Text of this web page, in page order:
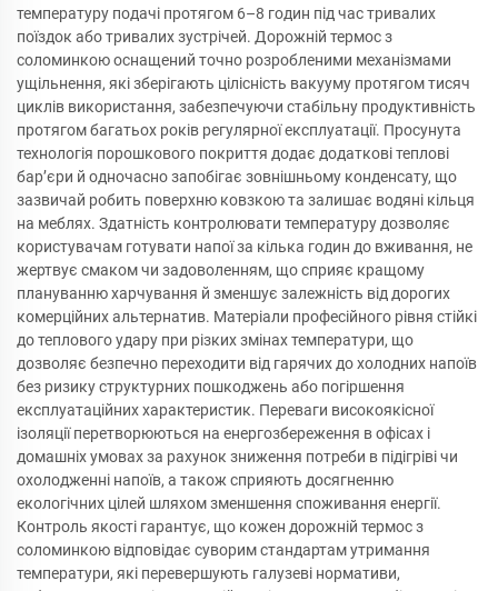
температуру подачі протягом 6–8 годин під час тривалих
поїздок або тривалих зустрічей. Дорожній термос з
соломинкою оснащений точно розробленими механізмами
ущільнення, які зберігають цілісність вакууму протягом тисяч
циклів використання, забезпечуючи стабільну продуктивність
протягом багатьох років регулярної експлуатації. Просунута
технологія порошкового покриття додає додаткові теплові
бар’єри й одночасно запобігає зовнішньому конденсату, що
зазвичай робить поверхню ковзкою та залишає водяні кільця
на меблях. Здатність контролювати температуру дозволяє
користувачам готувати напої за кілька годин до вживання, не
жертвує смаком чи задоволенням, що сприяє кращому
плануванню харчування й зменшує залежність від дорогих
комерційних альтернатив. Матеріали професійного рівня стійкі
до теплового удару при різких змінах температури, що
дозволяє безпечно переходити від гарячих до холодних напоїв
без ризику структурних пошкоджень або погіршення
експлуатаційних характеристик. Переваги високоякісної
ізоляції перетворюються на енергозбереження в офісах і
домашніх умовах за рахунок зниження потреби в підігріві чи
охолодженні напоїв, а також сприяють досягненню
екологічних цілей шляхом зменшення споживання енергії.
Контроль якості гарантує, що кожен дорожній термос з
соломинкою відповідає суворим стандартам утримання
температури, які перевершують галузеві нормативи,